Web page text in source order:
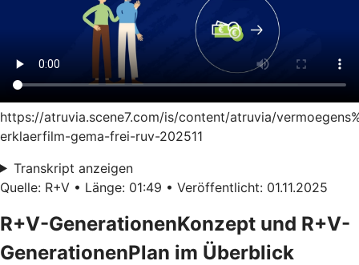
https://atruvia.scene7.com/is/content/atruvia/
erklaerfilm-gema-frei-ruv-202511
Transkript anzeigen
Quelle: R+V • Länge: 01:49 • Veröffentlicht: 01.11.2025
R+V-GenerationenKonzept und R+V-
GenerationenPlan im Überblick